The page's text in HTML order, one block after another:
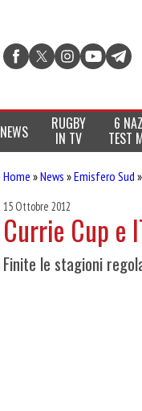
NEWS RUGBY
IN TV
6
TEST
Home »News »Emisfero Sud »
15 Ottobre 2012
Currie Cup e
Finite le stagioni